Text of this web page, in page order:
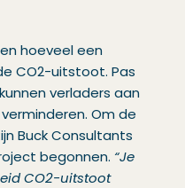
hoeveel een
CO2-uitstoot. Pas
verladers aan
Om de
Buck Consultants
begonnen. “Je
CO2-uitstoot